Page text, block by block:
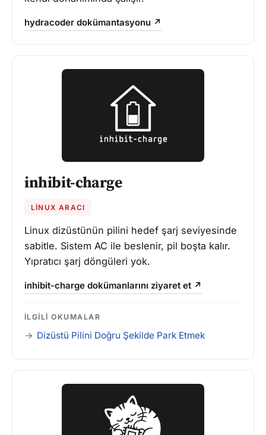
hydracoder dokümantasyonu ↗
inhibit-charge
LINUX ARACI
Linux dizüstünün pilini hedef şarj seviyesinde
sabitle. Sistem AC ile beslenir, pil boşta kalır.
Yıpratıcı şarj döngüleri yok.
inhibit-charge dokümanlarını ziyaret et ↗
İLGILI OKUMALAR
Dizüstü Pilini Doğru Şekilde Park Etmek